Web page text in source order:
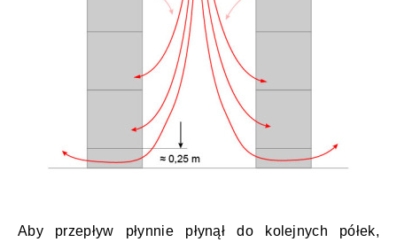
Aby przepływ płynnie płynął do kolejnych półek,